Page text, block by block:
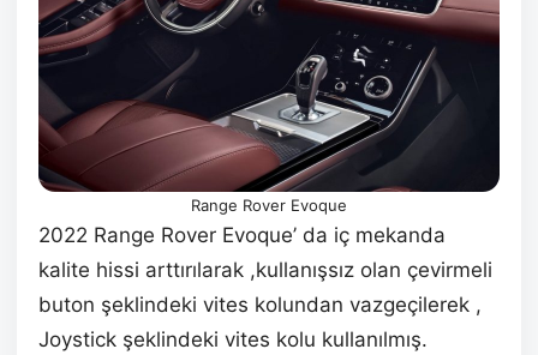
Range Rover Evoque
2022 Range Rover Evoque’ da iç mekanda
kalite hissi arttırılarak ,kullanışsız olan çevirmeli
buton şeklindeki vites kolundan vazgeçilerek ,
Joystick şeklindeki vites kolu kullanılmış.